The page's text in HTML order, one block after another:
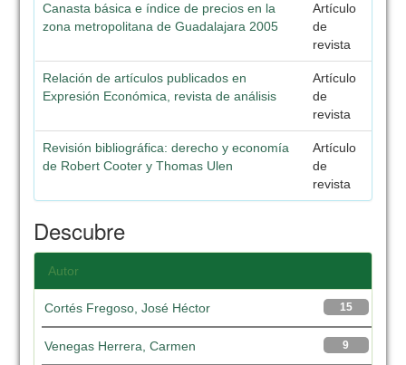
Canasta básica e índice de precios en la
zona metropolitana de Guadalajara 2005
Artículo
de
revista
Relación de artículos publicados en
Expresión Económica, revista de análisis
Artículo
de
revista
Revisión bibliográfica: derecho y economía
de Robert Cooter y Thomas Ulen
Artículo
de
revista
Descubre
Autor
15
Cortés Fregoso, José Héctor
9
Venegas Herrera, Carmen